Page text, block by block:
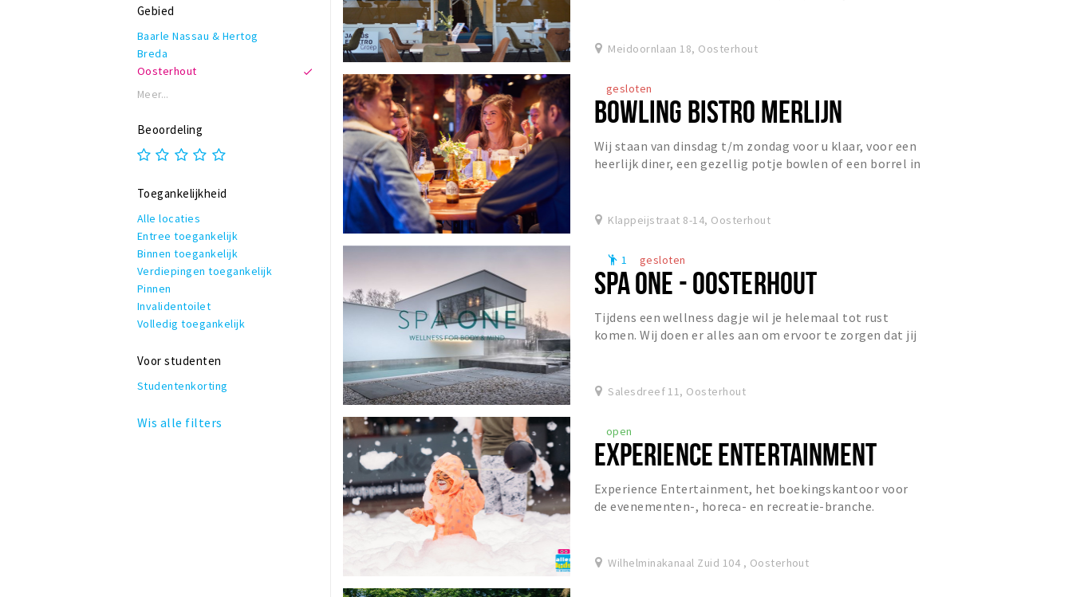
Gebied
Baarle Nassau & Hertog
Breda
Oosterhout
Meer...
Beoordeling
Toegankelijkheid
Alle locaties
Entree toegankelijk
Binnen toegankelijk
Verdiepingen toegankelijk
Pinnen
Invalidentoilet
Volledig toegankelijk
Voor studenten
Studentenkorting
Wis alle filters
Meidoornlaan 18, Oosterhout
gesloten
BOWLING BISTRO MERLIJN
Wij staan van dinsdag t/m zondag voor u klaar, voor een
heerlijk diner, een gezellig potje bowlen of een borrel in
Klappeijstraat 8-14, Oosterhout
emoji_people 1 gesloten
SPA ONE - OOSTERHOUT
Tijdens een wellness dagje wil je helemaal tot rust
komen. Wij doen er alles aan om ervoor te zorgen dat jij
Salesdreef 11, Oosterhout
open
EXPERIENCE ENTERTAINMENT
Experience Entertainment, het boekingskantoor voor
de evenementen-, horeca- en recreatie-branche.
Wilhelminakanaal Zuid 104 , Oosterhout